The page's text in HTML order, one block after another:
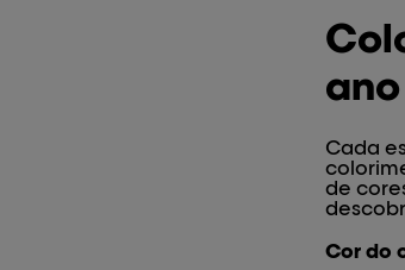
ano
Cada
de
Cor do